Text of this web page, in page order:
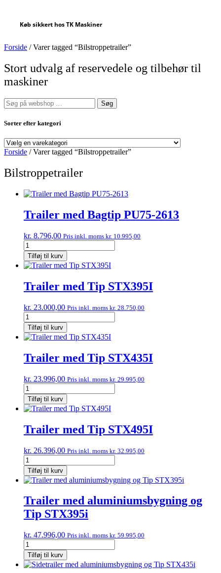
Køb sikkert hos TK Maskiner
Forside / Varer tagged “Bilstroppetrailer”
Stort udvalg af reservedele og tilbehør til
maskiner
Søg
efter:
Sorter efter kategori
Forside / Varer tagged “Bilstroppetrailer”
Bilstroppetrailer
Trailer med Bagtip PU75-2613
kr. 8.796,00 Pris inkl. moms kr. 10.995,00
Trailer
med
Bagtip
PU75-
antal
Tilføj til kurv
Trailer med Tip STX395I
kr. 23.000,00 Pris inkl. moms kr. 28.750,00
Trailer
med
Tip
STX395I
Tilføj til kurv
Trailer med Tip STX435I
kr. 23.996,00 Pris inkl. moms kr. 29.995,00
Trailer
med
Tip
STX435I
Tilføj til kurv
Trailer med Tip STX495I
kr. 26.396,00 Pris inkl. moms kr. 32.995,00
Trailer
med
Tip
STX495I
Tilføj til kurv
Trailer med aluminiumsbygning og
Tip STX395i
kr. 47.996,00 Pris inkl. moms kr. 59.995,00
Trailer
med
aluminiumsbygning
og
Tilføj til kurv